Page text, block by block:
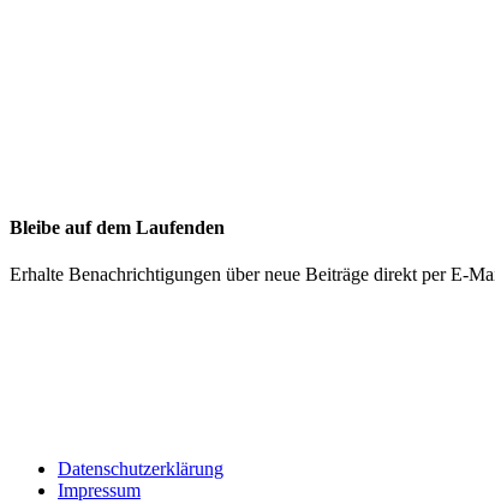
Bleibe auf dem Laufenden
Erhalte Benachrichtigungen über neue Beiträge direkt per E-
Datenschutzerklärung
Impressum